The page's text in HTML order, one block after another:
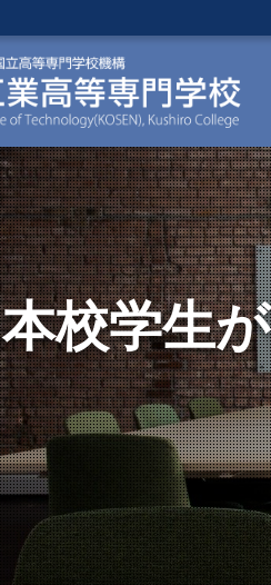
本校学生